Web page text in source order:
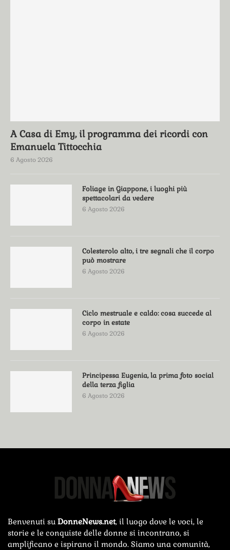
A Casa di Emy, il programma dei ricordi con
Emanuela Tittocchia
6 Agosto 2026
Foliage in Giappone, i luoghi più
spettacolari da vedere
6 Agosto 2026
Colesterolo alto, i tre segnali che il corpo
può mostrare
6 Agosto 2026
Ciclo mestruale e caldo: cosa succede al
corpo in estate
6 Agosto 2026
Principessa Eugenia, la prima foto social
della terza figlia
6 Agosto 2026
Benvenuti su DonneNews.net, il luogo dove le voci, le
storie e le conquiste delle donne si incontrano, si
amplificano e ispirano il mondo. Siamo una comunità,